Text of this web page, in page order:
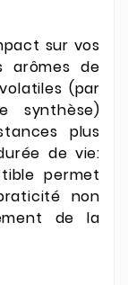
sur vos
arômes de
(par
synthèse)
plus
de vie:
permet
non
de la